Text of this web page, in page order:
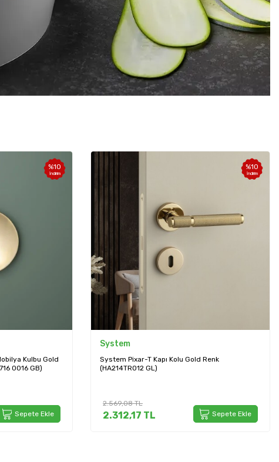
%10
İndirim
Renk
Sepete Ekle
%10
İndirim
System
System Mobilya Kulbu Krom 160mm Kulp
(SY8267 0160 CR)
658,19TL
592,37TL Sepete Ekle